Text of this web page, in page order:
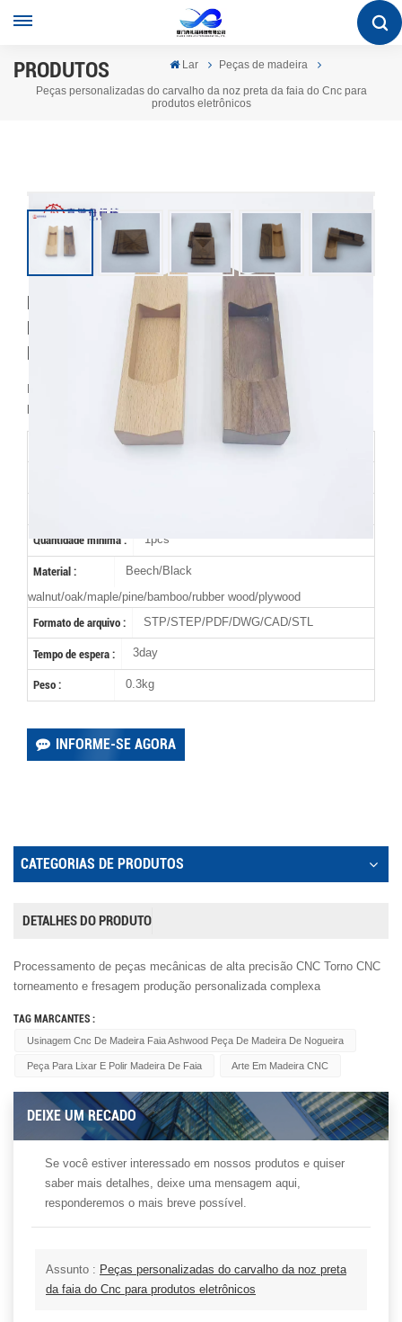
PRODUTOS Lar Peças de madeira
Peças personalizadas do carvalho da noz preta da faia do Cnc para
produtos eletrônicos
Peças Personalizadas Do Carvalho Da Noz
Preta Da Faia Do Cnc Para Produtos
Eletrônicos
Processamento de alta precisão de peças CNC, a empresa
promete qualidade e não reembolso total de 100%
0.1mm-0.5mm
Quantidade mínima : 1pcs
Material :
Beech/Black
walnut/oak/maple/pine/bamboo/rubber wood/plywood
Formato de arquivo :
STP/STEP/PDF/DWG/CAD/STL
Tempo de espera : 3day
Peso : 0.3kg
INFORME-SE AGORA
CATEGORIAS DE PRODUTOS
DETALHES DO PRODUTO
Processamento de peças mecânicas de alta precisão CNC Torno CNC
torneamento e fresagem produção personalizada complexa
TAG MARCANTES :
Usinagem Cnc De Madeira Faia Ashwood Peça De Madeira De Nogueira
Peça Para Lixar E Polir Madeira De Faia Arte Em Madeira CNC
DEIXE UM RECADO
Se você estiver interessado em nossos produtos e quiser
saber mais detalhes, deixe uma mensagem aqui,
responderemos o mais breve possível.
Assunto : Peças personalizadas do carvalho da noz preta
da faia do Cnc para produtos eletrônicos